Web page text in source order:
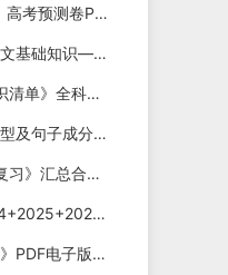
2026版《金考卷百校联盟》高考预测卷PDF电子版下载
高中语文高三一轮复习之语文基础知识——短语类型+课件（20张PPT）
2023-2025版《53高中知识清单》全科电子版下载
现代汉语语法知识：短语类型及句子成分划分课件（共19张PPT）
2020-2026版《53高考总复习》汇总合集五年高考三年模拟电子版下载
天星《高考解题觉醒》2024+2025+2026版 电子版下载打印
《一本高中文言文完全解读》PDF电子版下载